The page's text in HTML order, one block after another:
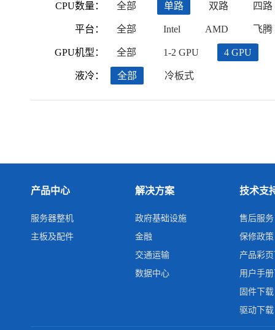
CPU数量：
平台：
GPU机型：
液冷：
全部 单路 双路 四路
全部 Intel AMD 飞腾
全部 1-2 GPU 4 GPU
全部 冷板式
产品中心
服务器整机
主板及配件
解决方案
政府基础设施
金融
交通运输
数据中心
技术支
售后服务
保修政策
产品彩
用户手
固件下载
驱动下载